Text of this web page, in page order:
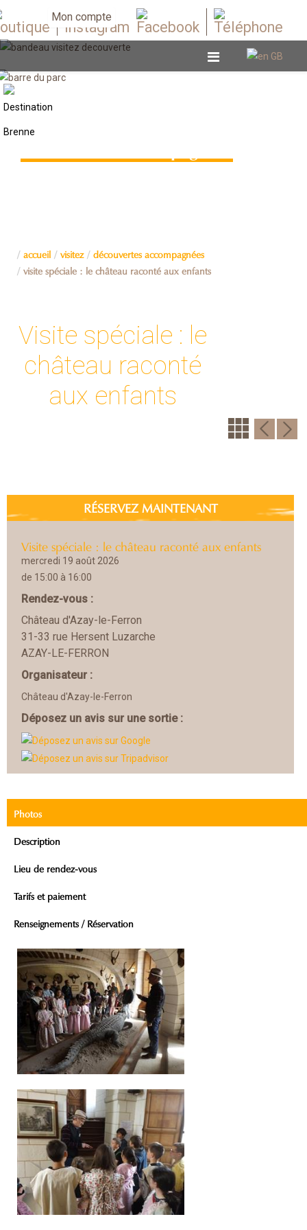
Mon compte
accueil visitez découvertes accompagnées
visite spéciale : le château raconté aux enfants
Visite spéciale : le
château raconté
aux enfants
RÉSERVEZ MAINTENANT
Visite spéciale : le château raconté aux enfants
mercredi 19 août 2026
de 15:00 à 16:00
Rendez-vous :
Château d'Azay-le-Ferron
31-33 rue Hersent Luzarche
AZAY-LE-FERRON
Organisateur :
Château d'Azay-le-Ferron
Déposez un avis sur une sortie :
Photos
Description
Lieu de rendez-vous
Tarifs et paiement
Renseignements / Réservation